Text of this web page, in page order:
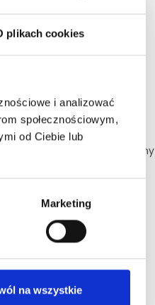
plikach cookies
i analizować
społecznościowym,
od Ciebie lub
Marketing
na wszystkie
Wychowania Fizycznego,
pływania oraz
spokojny, opanowany